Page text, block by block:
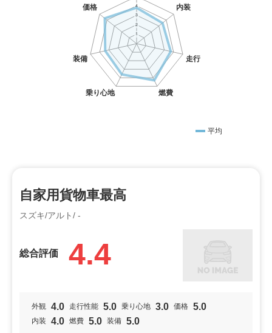
平均
自家用貨物車最高
スズキ/アルト/ -
総合評価 4.4
外観 4.0 走行性能 5.0 乗り心地 3.0 価格 5.0
内装 4.0 燃費 5.0 装備 5.0